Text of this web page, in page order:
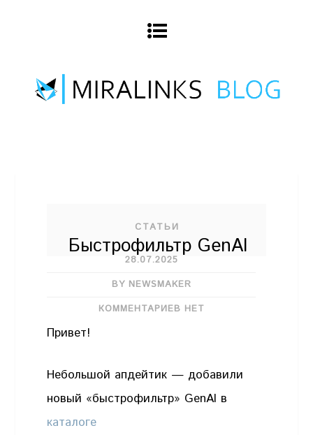
СТАТЬИ
Быстрофильтр GenAI
28.07.2025
BY NEWSMAKER
КОММЕНТАРИЕВ НЕТ
Привет!
Небольшой апдейтик — добавили
новый «быстрофильтр» GenAI в
каталоге